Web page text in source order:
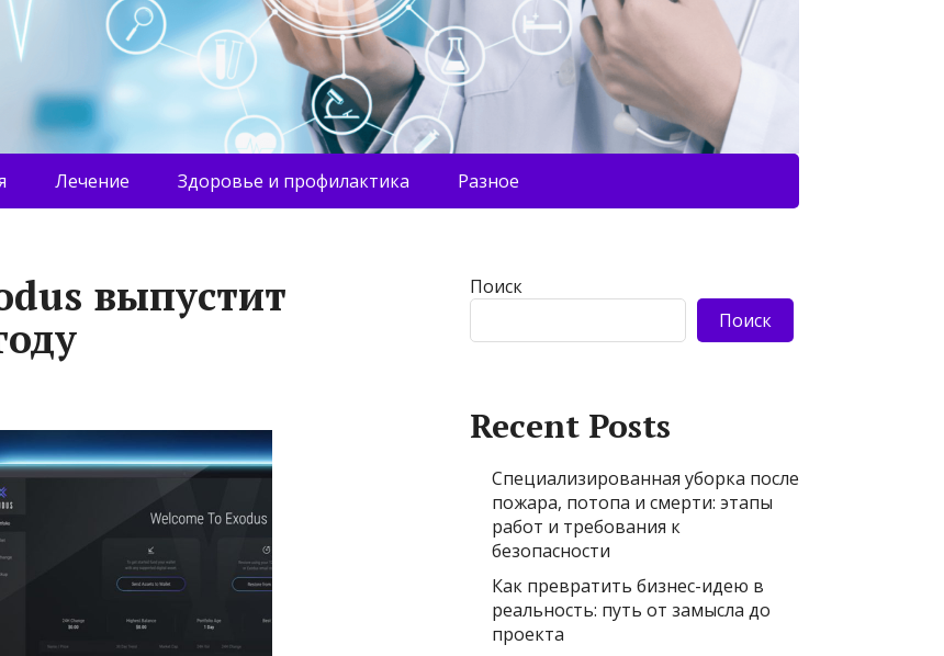
Лечение Здоровье и профилактика Разное
выпустит
Поиск
Поиск
Recent Posts
Специализированная уборка после
пожара, потопа и смерти: этапы
работ и требования к
безопасности
Как превратить бизнес-идею в
реальность: путь от замысла до
проекта